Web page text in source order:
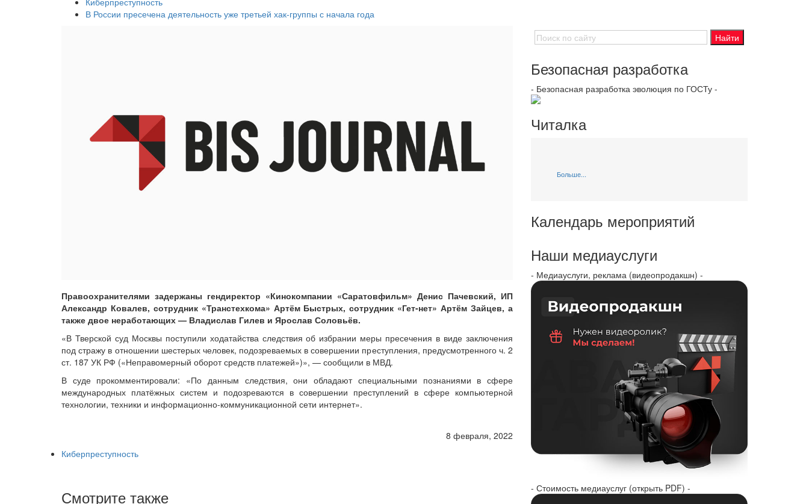
В России пресечена деятельность уже третьей хак-группы с начала года
Правоохранителями задержаны гендиректор «Кинокомпании «Саратовфильм» Денис Пачевский, ИП
Александр Ковалев, сотрудник «Транстехкома» Артём Быстрых, сотрудник «Гет-нет» Артём Зайцев, а
также двое неработающих — Владислав Гилев и Ярослав Соловьёв.
«В Тверской суд Москвы поступили ходатайства следствия об избрании меры пресечения в виде заключения
под стражу в отношении шестерых человек, подозреваемых в совершении преступления, предусмотренного ч. 2
ст. 187 УК РФ («Неправомерный оборот средств платежей»)», — сообщили в МВД.
В суде прокомментировали: «По данным следствия, они обладают специальными познаниями в сфере
международных платёжных систем и подозреваются в совершении преступлений в сфере компьютерной
технологии, техники и информационно-коммуникационной сети интернет».
8 февраля, 2022
Киберпреступность
Смотрите также
Безопасная разработка
- Безопасная разработка эволюция по ГОСТу -
Читалка
Больше...
Календарь мероприятий
Наши медиауслуги
- Медиауслуги, реклама (видеопродакшн) -
- Стоимость медиауслуг (открыть PDF) -